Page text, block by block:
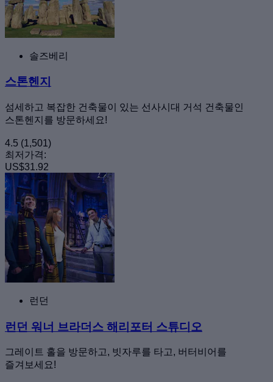
솔즈베리
스톤헨지
섬세하고 복잡한 건축물이 있는 선사시대 거석 건축물인
스톤헨지를 방문하세요!
4.5 (1,501)
최저가격:
US$31.92
런던
런던 워너 브라더스 해리포터 스튜디오
그레이트 홀을 방문하고, 빗자루를 타고, 버터비어를
즐겨보세요!